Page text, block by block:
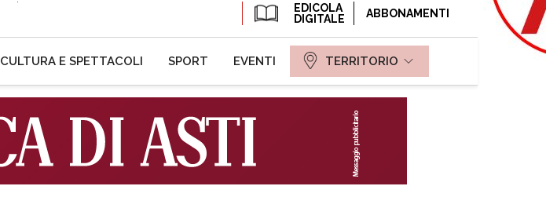
EDICOLA
DIGITALE
ABBONAMENTI
CULTURA E SPETTACOLI SPORT EVENTI TERRITORIO